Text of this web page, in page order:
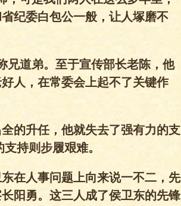
纪委白包公一般，让人塚磨不
兄道弟。至于宣传部长老陈，他
人，在常委会上起不了关键作
的升任，他就失去了强有力的支
持则步履艰难。
在人事问题上向来说一不二，先
阳勇。这三人成了侯卫东的先锋